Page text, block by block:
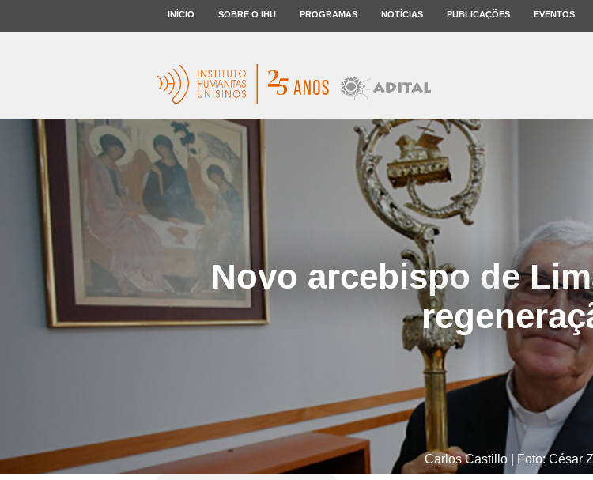
INÍCIO SOBRE O IHU PROGRAMAS NOTÍCIAS PUBLICAÇÕES EVENTOS
Novo arcebispo de
Carlos Castillo | Foto: César